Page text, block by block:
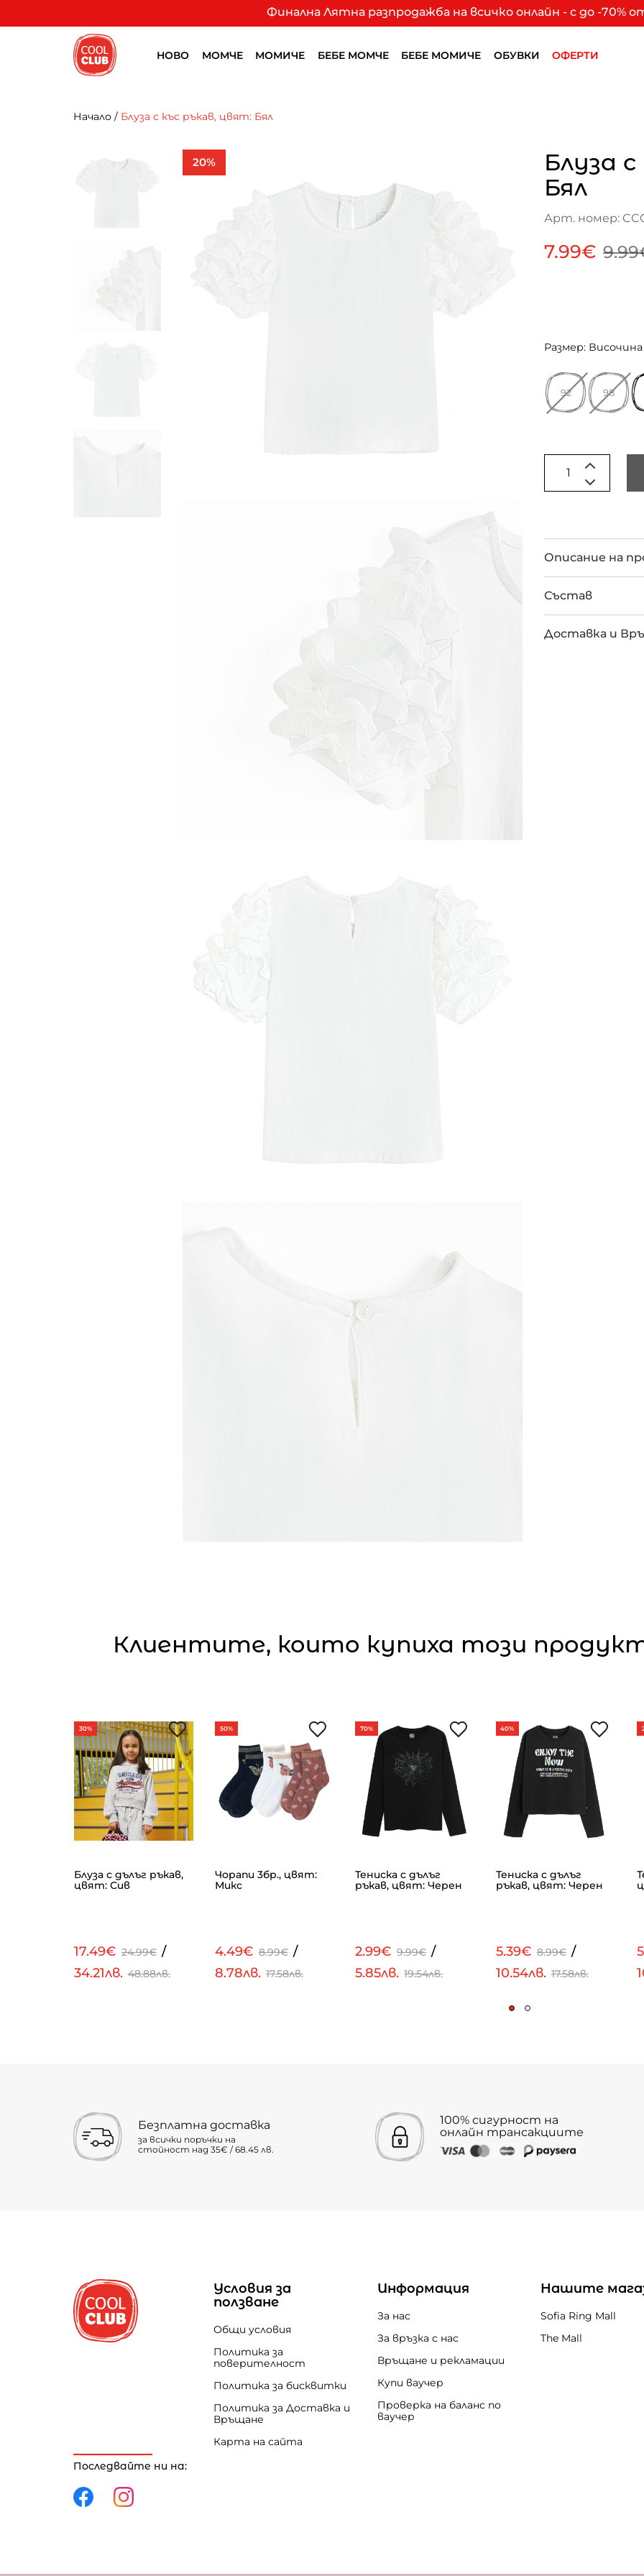
Финална Лятна разпродажба на всичко онлайн - с до -70%
НОВО МОМЧЕ МОМИЧЕ БЕБЕ МОМЧЕ БЕБЕ МОМИЧЕ ОБУВКИ ОФЕРТИ
Начало / Блуза с къс ръкав, цвят: Бял
20%
Блуза
Бял
Арт. номер:
7.99€
Размер:
92 98
Описание на
Състав
Доставка и
Клиентите, които купиха този
30%
Блуза с дълъг ръкав,
цвят: Сив
17.49€ 24.99€ /
34.21лв. 48.88лв.
50%
Чорапи 3бр., цвят:
Микс
4.49€ 8.99€ /
8.78лв. 17.58лв.
70%
Тениска с дълъг
ръкав, цвят: Черен
2.99€ 9.99€ /
5.85лв. 19.54лв.
40%
Тениска с дълъг
ръкав, цвят: Черен
5.39€ 8.99€ /
10.54лв. 17.58лв.
Безплатна доставка
за всички поръчки на
стойност над 35€ / 68.45 лв.
100% сигурност на
онлайн трансакциите
Последвайте ни на:
Условия за
ползване
Общи условия
Политика за
поверителност
Политика за бисквитки
Политика за Доставка и
Връщане
Карта на сайта
Информация
За нас
За връзка с нас
Връщане и рекламации
Купи ваучер
Проверка на баланс по
ваучер
Нашите
Sofia Ring Mall
The Mall